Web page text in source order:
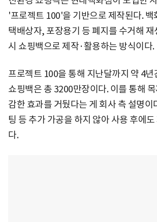
'프로젝트 100'을 기반으로 제작된다. 백
택배상자, 포장용기 등 폐지를 수거해
시 쇼핑백으로 제작·활용하는 방식이다.
프로젝트 100을 통해 지난달까지 약 4년
쇼핑백은 총 3200만장이다. 이를 통해
감한 효과를 거뒀다는 게 회사 측 설명이
팅 등 추가 가공을 하지 않아 사용 후에
다.